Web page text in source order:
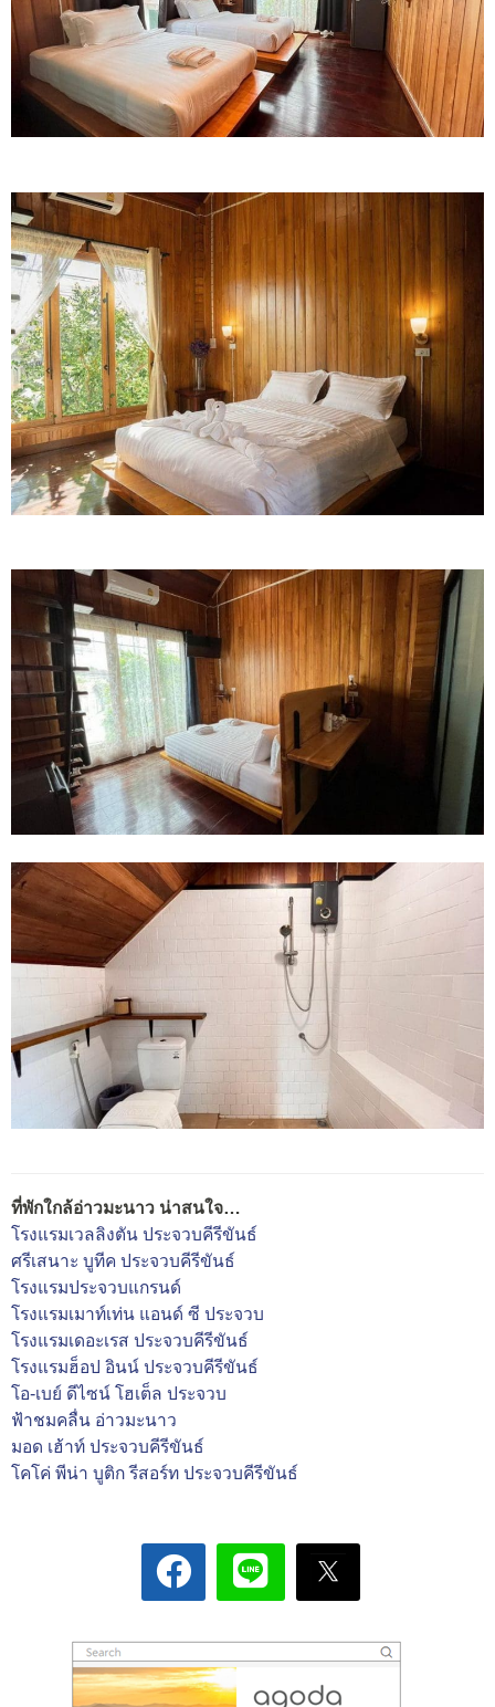
ที่พักใกล้อ่าวมะนาว น่าสนใจ…
โรงแรมเวลลิงตัน ประจวบคีรีขันธ์
ศรีเสนาะ บูทีค ประจวบคีรีขันธ์
โรงแรมประจวบแกรนด์
โรงแรมเมาท์เท่น แอนด์ ซี ประจวบ
โรงแรมเดอะเรส ประจวบคีรีขันธ์
โรงแรมฮ็อป อินน์ ประจวบคีรีขันธ์
โอ-เบย์ ดีไซน์ โฮเต็ล ประจวบ
ฟ้าชมคลื่น อ่าวมะนาว
มอด เฮ้าท์ ประจวบคีรีขันธ์
โคโค่ พีน่า บูติก รีสอร์ท ประจวบคีรีขันธ์